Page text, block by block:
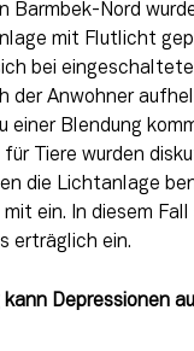
Barmbek-Nord
mit Flutlicht
bei
der Anwohner
einer Blendung
Tiere wurden
die Lichtanlage
mit ein. In diesem
erträglich ein.
Depressionen